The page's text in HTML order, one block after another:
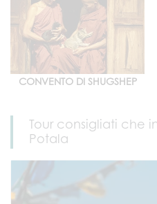
CONVENTO DI SHUGSHEP
Tour consigliati che
Potala